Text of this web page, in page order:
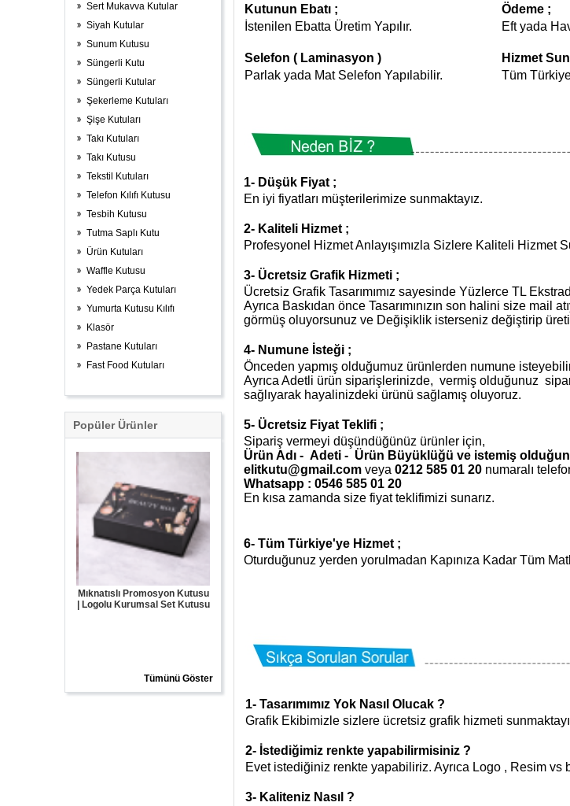
Sert Mukavva Kutular
Siyah Kutular
Sunum Kutusu
Süngerli Kutu
Süngerli Kutular
Şekerleme Kutuları
Şişe Kutuları
Takı Kutuları
Takı Kutusu
Tekstil Kutuları
Telefon Kılıfı Kutusu
Tesbih Kutusu
Tutma Saplı Kutu
Ürün Kutuları
Waffle Kutusu
Yedek Parça Kutuları
Yumurta Kutusu Kılıfı
Klasör
Pastane Kutuları
Fast Food Kutuları
Popüler Ürünler
Promosyon Kutusu
Kurumsal Set Kutusu
Mıknatıs Kapaklı Kutu
Tümünü Göster
Kutunun Ebatı ;
Ödeme ;
İstenilen Ebatta Üretim Yapılır.
Eft yada
Selefon ( Laminasyon )
Hizmet
Parlak yada Mat Selefon Yapılabilir.
Tüm
1- Düşük Fiyat ;
En iyi fiyatları müşterilerimize sunmaktayız.
2- Kaliteli Hizmet ;
Profesyonel Hizmet Anlayışımızla Sizlere Kaliteli Hizmet
3- Ücretsiz Grafik Hizmeti ;
Ücretsiz Grafik Tasarımımız sayesinde Yüzlerce TL
Ayrıca Baskıdan önce Tasarımınızın son halini size mail
görmüş oluyorsunuz ve Değişiklik isterseniz değiştirip
4- Numune İsteği ;
Önceden yapmış olduğumuz ürünlerden numune
Ayrıca Adetli ürün siparişlerinizde, vermiş olduğunuz
sağlıyarak hayalinizdeki ürünü sağlamış oluyoruz.
5- Ücretsiz Fiyat Teklifi ;
Sipariş vermeyi düşündüğünüz ürünler için,
Ürün Adı - Adeti - Ürün Büyüklüğü ve istemiş
elitkutu@gmail.com veya 0212 585 01 20 numaralı
Whatsapp : 0546 585 01 20
En kısa zamanda size fiyat teklifimizi sunarız.
6- Tüm Türkiye'ye Hizmet ;
Oturduğunuz yerden yorulmadan Kapınıza Kadar Tüm
1- Tasarımımız Yok Nasıl Olucak ?
Grafik Ekibimizle sizlere ücretsiz grafik hizmeti
2- İstediğimiz renkte yapabilirmisiniz ?
Evet istediğiniz renkte yapabiliriz. Ayrıca Logo , Resim vs
3- Kaliteniz Nasıl ?